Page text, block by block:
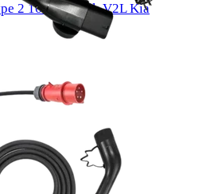
2 16 A EU-stik V2L Kia